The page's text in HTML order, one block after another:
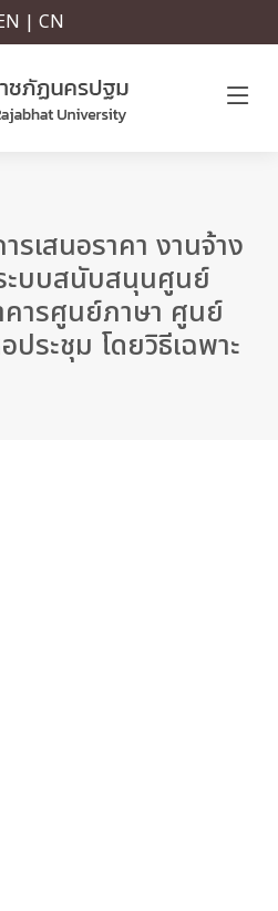
| CN
รเสนอราคา งานจ้าง
ะบบสนับสนุนศูนย์
ารศูนย์ภาษา ศูนย์
ระชุม โดยวิธีเฉพาะ